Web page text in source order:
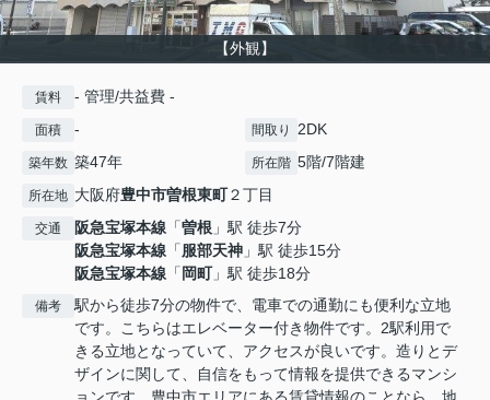
【外観】
賃料 - 管理/共益費 -
面積 - 間取り 2DK
築年数 築47年 所在階 5階/7階建
所在地 大阪府豊中市曽根東町２丁目
交通 阪急宝塚本線 「曽根 」駅 徒歩7分
阪急宝塚本線 「服部天神 」駅 徒歩15分
阪急宝塚本線 「 岡町」駅 徒歩18分
備考
駅から徒歩7分の物件で、電車での通勤にも便利な立地
です。こちらはエレベーター付き物件です。2駅利用で
きる立地となっていて、アクセスが良いです。造りとデ
ザインに関して、自信をもって情報を提供できるマンシ